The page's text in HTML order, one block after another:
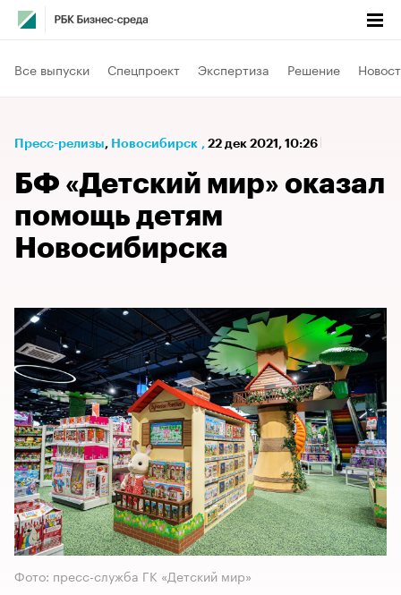
Все выпуски Спецпроект Экспертиза Решение
Пресс-релизы⁠, Новосибирск , 22 дек 2021, 10:26
БФ «Детский мир» оказал
помощь детям
Новосибирска
Фото: пресс-служба ГК «Детский мир»